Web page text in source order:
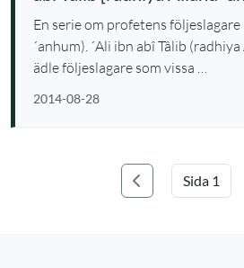
En serie om profetens
´anhum). ´Ali ibn abî Tâlib
ädle följeslagare som vissa …
2014-08-28
Föregående
Välj sida